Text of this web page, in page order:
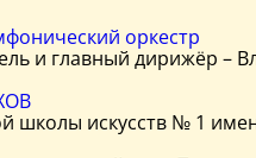
оркестр
и главный дирижёр –
школы искусств № 1